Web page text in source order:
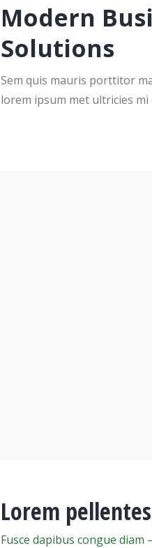
Modern
Solutions
Sem quis mauris porttitor
lorem ipsum met ultricies
Lorem
Fusce dapibus congue diam